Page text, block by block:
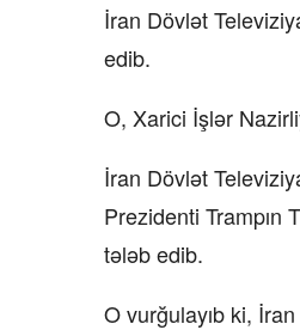
İran Dövlət
edib.
O, Xarici İşlər
İran Dövlət
Prezidenti Trampın
tələb edib.
O vurğulayıb ki,